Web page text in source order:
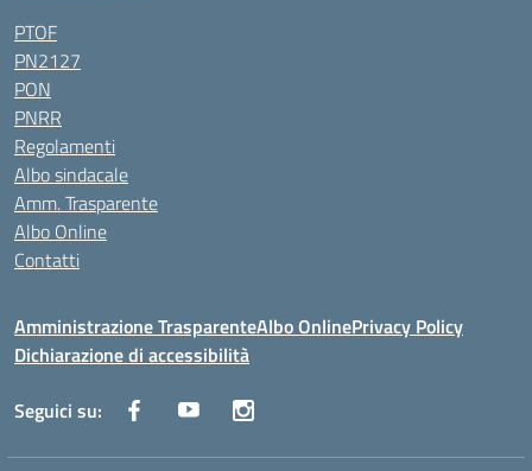
PTOF
PN2127
PON
PNRR
Regolamenti
Albo sindacale
Amm. Trasparente
Albo Online
Contatti
Amministrazione TrasparenteAlbo OnlinePrivacy Policy
Dichiarazione di accessibilità
Seguici su: